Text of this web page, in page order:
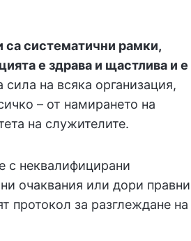
са систематични рамки,
е здрава и щастлива и е
сила на всяка организация,
– от намирането на
на служителите.
с неквалифицирани
очаквания или дори правни
протокол за разглеждане на